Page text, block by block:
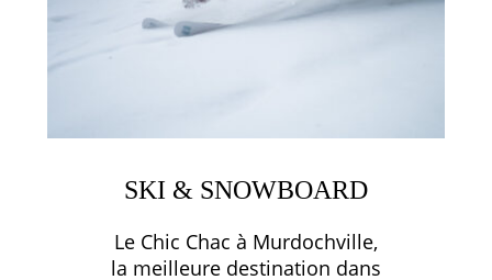
SKI & SNOWBOARD
Le Chic Chac à Murdochville,
la meilleure destination dans